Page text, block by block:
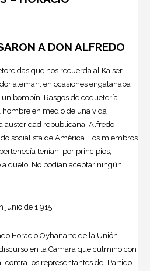
A DON ALFREDO
que nos recuerda al Kaiser
alemán; en ocasiones engalanaba
bombín. Rasgos de coquetería
en medio de una vida
austeridad republicana. Alfredo
socialista de América. Los miembros
tenían, por principios,
duelo. No podían aceptar ningún
junio de 1.915.
Horacio Oyhanarte de la Unión
en la Cámara que culminó con
contra los representantes del Partido